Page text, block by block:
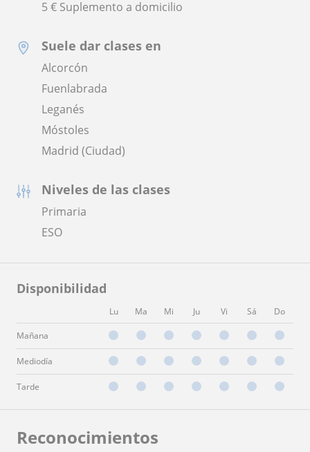
5 € Suplemento a domicilio
Suele dar clases en
Alcorcón
Fuenlabrada
Leganés
Móstoles
Madrid (Ciudad)
Niveles de las clases
Primaria
ESO
Disponibilidad
Lu Ma Mi Ju Vi Sá Do
Mañana
Mediodía
Tarde
Reconocimientos